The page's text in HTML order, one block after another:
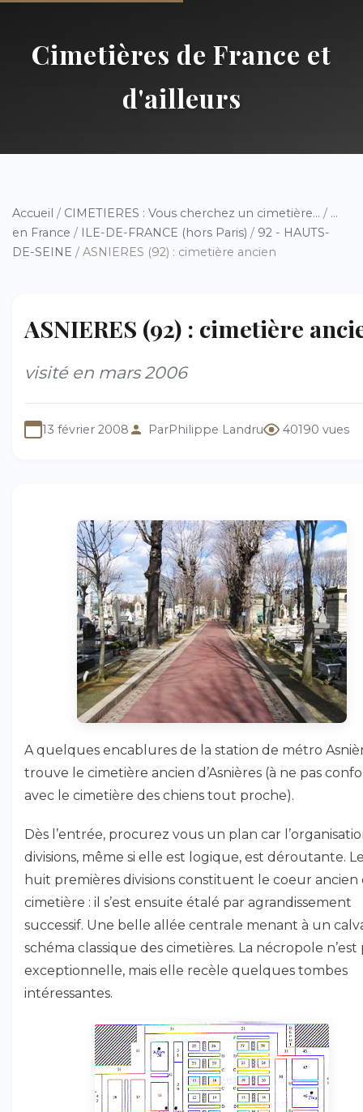
Cimetières de France et
d'ailleurs
Accueil / CIMETIERES : Vous cherchez un cimetière... / ...
en France / ILE-DE-FRANCE (hors Paris) / 92 - HAUTS-
DE-SEINE / ASNIERES (92) : cimetière ancien
ASNIERES (92) : cimetière
visité en mars 2006
13 février 2008 ParPhilippe Landru 40190 vues
A quelques encablures de la station de métro
trouve le cimetière ancien d’Asnières (à ne pas
avec le cimetière des chiens tout proche).
Dès l’entrée, procurez vous un plan car
divisions, même si elle est logique, est déroutante.
huit premières divisions constituent le coeur ancien
cimetière : il s’est ensuite étalé par agrandissement
successif. Une belle allée centrale menant à un
schéma classique des cimetières. La nécropole n’est
exceptionnelle, mais elle recèle quelques tombes
intéressantes.